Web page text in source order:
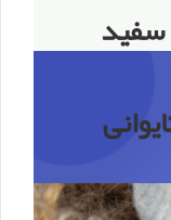
سفید